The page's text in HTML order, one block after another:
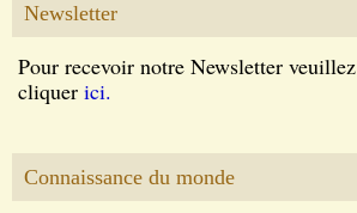
Newsletter
Pour recevoir notre Newsletter veuillez
cliquer ici.
Connaissance du monde